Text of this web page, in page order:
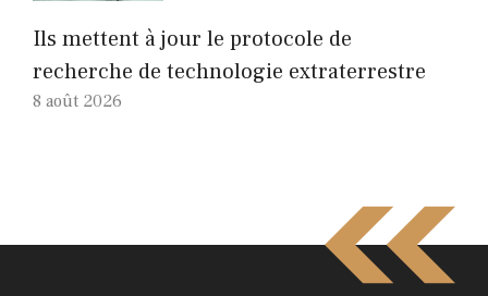
Ils mettent à jour le protocole de
recherche de technologie extraterrestre
8 août 2026